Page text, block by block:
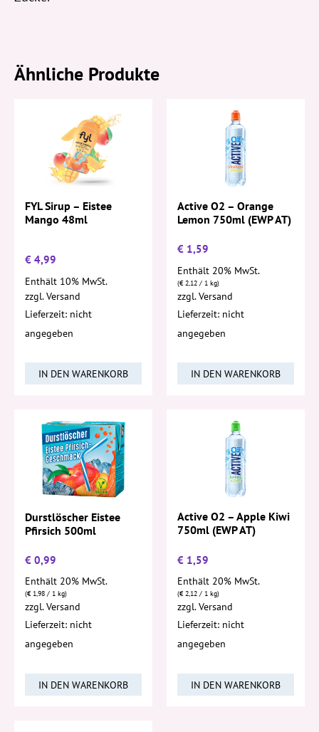
Ähnliche Produkte
FYL Sirup – Eistee
Mango 48ml
€ 4,99
Enthält 10% MwSt.
zzgl.Versand
Lieferzeit: nicht
angegeben
IN DEN WARENKORB
Active O2 – Orange
Lemon 750ml (EWP AT)
€ 1,59
Enthält 20% MwSt.
(€2,12 / 1 kg)
zzgl.Versand
Lieferzeit: nicht
angegeben
IN DEN WARENKORB
Durstlöscher Eistee
Pfirsich 500ml
€ 0,99
Enthält 20% MwSt.
(€1,98 / 1 kg)
zzgl.Versand
Lieferzeit: nicht
angegeben
IN DEN WARENKORB
Active O2 – Apple Kiwi
750ml (EWP AT)
€ 1,59
Enthält 20% MwSt.
(€2,12 / 1 kg)
zzgl.Versand
Lieferzeit: nicht
angegeben
IN DEN WARENKORB